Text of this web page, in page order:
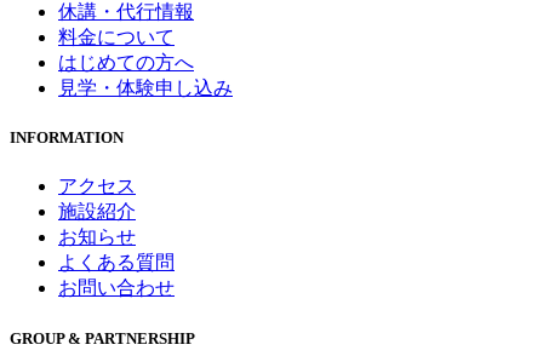
休講・代行情報
料金について
はじめての方へ
見学・体験申し込み
INFORMATION
アクセス
施設紹介
お知らせ
よくある質問
お問い合わせ
GROUP & PARTNERSHIP